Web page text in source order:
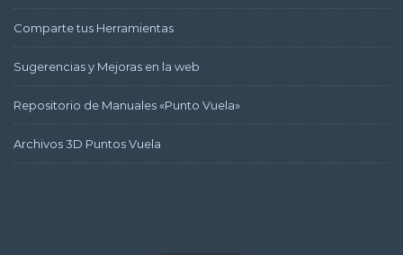
Comparte tus Herramientas
Sugerencias y Mejoras en la web
Repositorio de Manuales «Punto Vuela»
Archivos 3D Puntos Vuela